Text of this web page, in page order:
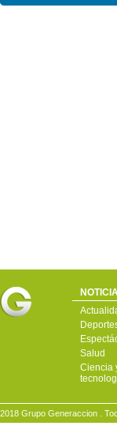
Salud
Ciencia
2018 Grupo Generaccion .